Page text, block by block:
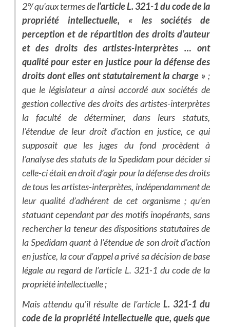
2°/ qu’aux termes del’article L. 321-1 du code de la
propriété intellectuelle, « les sociétés de
perception et de répartition des droits d’auteur
et des droits des artistes-interprètes … ont
qualité pour ester en justice pour la défense des
droits dont elles ont statutairement la charge » ;
que le législateur a ainsi accordé aux sociétés de
gestion collective des droits des artistes-interprètes
la faculté de déterminer, dans leurs statuts,
l’étendue de leur droit d’action en justice, ce qui
supposait que les juges du fond procèdent à
l’analyse des statuts de la Spedidam pour décider si
celle-ci était en droit d’agir pour la défense des droits
de tous les artistes-interprètes, indépendamment de
leur qualité d’adhérent de cet organisme ; qu’en
statuant cependant par des motifs inopérants, sans
rechercher la teneur des dispositions statutaires de
la Spedidam quant à l’étendue de son droit d’action
en justice, la cour d’appel a privé sa décision de base
légale au regard de l’article L. 321-1 du code de la
propriété intellectuelle ;
Mais attendu qu’il résulte de l’article L. 321-1 du
code de la propriété intellectuelle que, quels que